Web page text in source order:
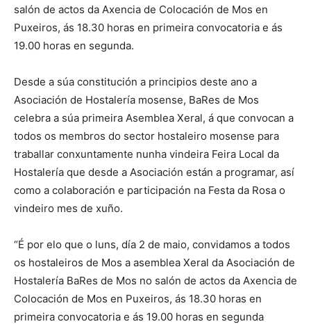
salón de actos da Axencia de Colocación de Mos en
Puxeiros, ás 18.30 horas en primeira convocatoria e ás
19.00 horas en segunda.
Desde a súa constitución a principios deste ano a
Asociación de Hostalería mosense, BaRes de Mos
celebra a súa primeira Asemblea Xeral, á que convocan a
todos os membros do sector hostaleiro mosense para
traballar conxuntamente nunha vindeira Feira Local da
Hostalería que desde a Asociación están a programar, así
como a colaboración e participación na Festa da Rosa o
vindeiro mes de xuño.
“É por elo que o luns, día 2 de maio, convidamos a todos
os hostaleiros de Mos a asemblea Xeral da Asociación de
Hostalería BaRes de Mos no salón de actos da Axencia de
Colocación de Mos en Puxeiros, ás 18.30 horas en
primeira convocatoria e ás 19.00 horas en segunda